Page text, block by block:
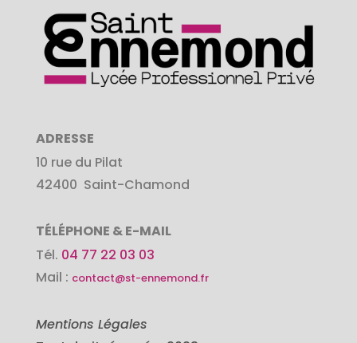
ADRESSE
10 rue du Pilat
42400 Saint-Chamond
TÉLÉPHONE & E-MAIL
Tél. 04 77 22 03 03
Mail : contact@st-ennemond.fr
Mentions Légales